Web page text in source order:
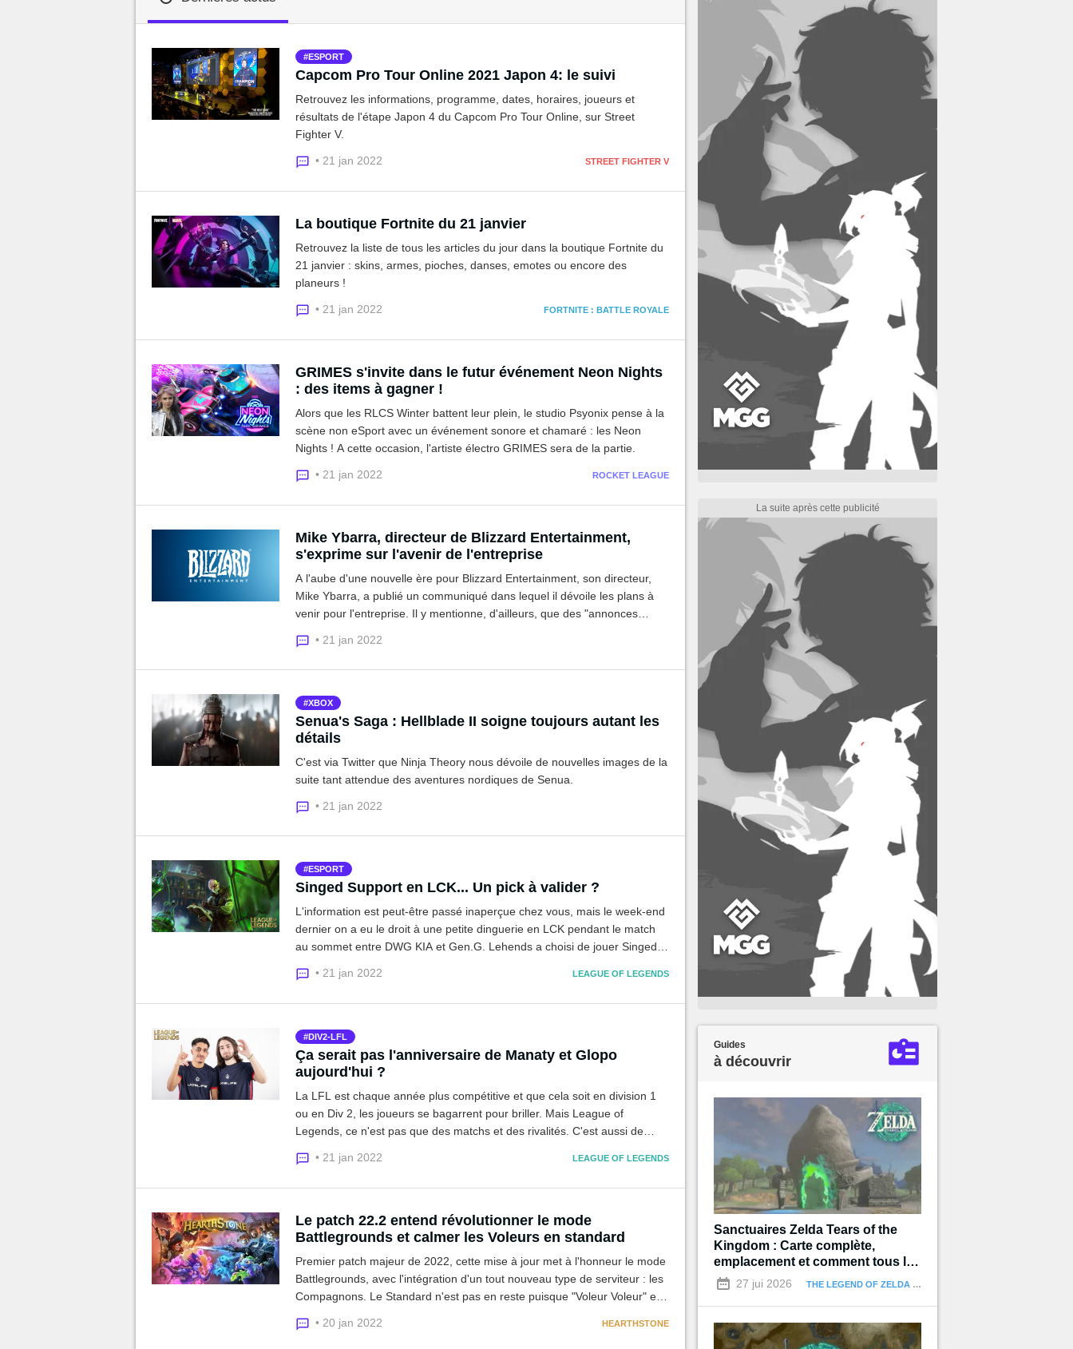
MGG
ESPORT
Capcom Pro Tour Online 2021 Japon 4: le suivi
Retrouvez les informations, programme, dates, horaires, joueurs et
résultats de l'étape Japon 4 du Capcom Pro Tour Online, sur Street
Fighter V.
• 21 jan 2022 STREET FIGHTER V
La boutique Fortnite du 21 janvier
Retrouvez la liste de tous les articles du jour dans la boutique Fortnite du
21 janvier : skins, armes, pioches, danses, emotes ou encore des
planeurs !
• 21 jan 2022 FORTNITE : BATTLE ROYALE
GRIMES s'invite dans le futur événement Neon Nights
: des items à gagner !
Alors que les RLCS Winter battent leur plein, le studio Psyonix pense à la
scène non eSport avec un événement sonore et chamaré : les Neon
Nights ! A cette occasion, l'artiste électro GRIMES sera de la partie.
• 21 jan 2022 ROCKET LEAGUE
Mike Ybarra, directeur de Blizzard Entertainment,
s'exprime sur l'avenir de l'entreprise
A l'aube d'une nouvelle ère pour Blizzard Entertainment, son directeur,
Mike Ybarra, a publié un communiqué dans lequel il dévoile les plans à
venir pour l'entreprise. Il y mentionne, d'ailleurs, que des "annonces
• 21 jan 2022
XBOX
Senua's Saga : Hellblade II soigne toujours autant les
détails
C'est via Twitter que Ninja Theory nous dévoile de nouvelles images de la
suite tant attendue des aventures nordiques de Senua.
• 21 jan 2022
ESPORT
Singed Support en LCK... Un pick à valider ?
L'information est peut-être passé inaperçue chez vous, mais le week-end
dernier on a eu le droit à une petite dinguerie en LCK pendant le match
au sommet entre DWG KIA et Gen.G. Lehends a choisi de jouer Singed
dégoût ?
• 21 jan 2022 LEAGUE OF LEGENDS
DIV2-LFL
Ça serait pas l'anniversaire de Manaty et Glopo
aujourd'hui ?
La LFL est chaque année plus compétitive et que cela soit en division 1
ou en Div 2, les joueurs se bagarrent pour briller. Mais League of
Legends, ce n'est pas que des matchs et des rivalités. C'est aussi de
ligue...
• 21 jan 2022 LEAGUE OF LEGENDS
Le patch 22.2 entend révolutionner le mode
Battlegrounds et calmer les Voleurs en standard
Premier patch majeur de 2022, cette mise à jour met à l'honneur le mode
Battlegrounds, avec l'intégration d'un tout nouveau type de serviteur : les
Compagnons. Le Standard n'est pas en reste puisque "Voleur Voleur" et
• 20 jan 2022 HEARTHSTONE
Guides
à découvrir
Sanctuaires Zelda Tears of the
Kingdom : Carte complète,
emplacement et comment tous les
terminer
27 jui 2026 THE LEGEND OF ZELDA : TEARS OF THE KINGDOM